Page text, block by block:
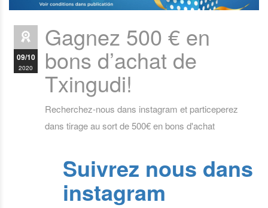
Gagnez 500 € en
bons d’achat de
Txingudi!
Recherchez-nous dans instagram et particeperez
dans tirage au sort de 500€ en bons d'achat
09/10
2020
Suivrez nous dans
instagram